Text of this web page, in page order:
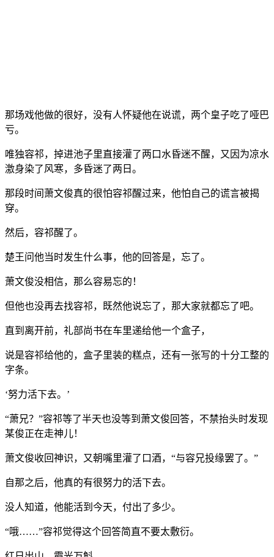
那场戏他做的很好，没有人怀疑他在说谎，两个皇子吃了哑巴
亏。
唯独容祁，掉进池子里直接灌了两口水昏迷不醒，又因为凉水
激身染了风寒，多昏迷了两日。
那段时间萧文俊真的很怕容祁醒过来，他怕自己的谎言被揭
穿。
然后，容祁醒了。
楚王问他当时发生什么事，他的回答是，忘了。
萧文俊没相信，那么容易忘的！
但他也没再去找容祁，既然他说忘了，那大家就都忘了吧。
直到离开前，礼部尚书在车里递给他一个盒子，
说是容祁给他的，盒子里装的糕点，还有一张写的十分工整的
字条。
‘努力活下去。’
“萧兄？”容祁等了半天也没等到萧文俊回答，不禁抬头时发现
某俊正在走神儿！
萧文俊收回神识，又朝嘴里灌了口酒，“与容兄投缘罢了。”
自那之后，他真的有很努力的活下去。
没人知道，他能活到今天，付出了多少。
“哦……”容祁觉得这个回答简直不要太敷衍。